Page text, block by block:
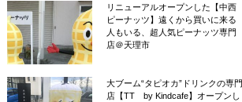
リニューアルオープンした【中西
ピーナッツ】遠くから買いに来る
人もいる、超人気ピーナッツ専門
店＠天理市
大ブーム“タピオカ”ドリンクの専門
店【TT by Kindcafe】オープンし